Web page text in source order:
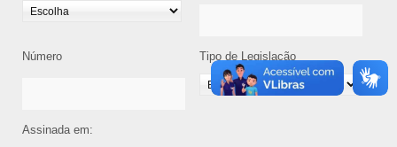
Número Tipo de Legislação
Assinada em: